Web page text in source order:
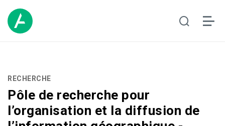
RECHERCHE
Pôle de recherche pour
l’organisation et la diffusion de